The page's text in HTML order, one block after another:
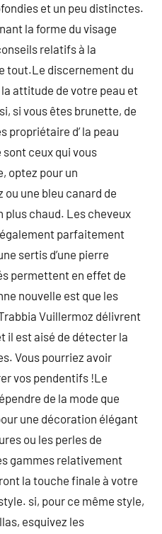
et un peu distinctes.
la forme du visage
relatifs à la
tout.Le discernement du
attitude de votre peau et
si vous êtes brunette, de
propriétaire d’ la peau
ceux qui vous
optez pour un
une bleu canard de
plus chaud. Les cheveux
parfaitement
sertis d’une pierre
permettent en effet de
nouvelle est que les
Vuillermoz délivrent
il est aisé de détecter la
Vous pourriez avoir
vos pendentifs !Le
de la mode que
une décoration élégant
ou les perles de
gammes relativement
la touche finale à votre
si, pour ce même style,
esquivez les